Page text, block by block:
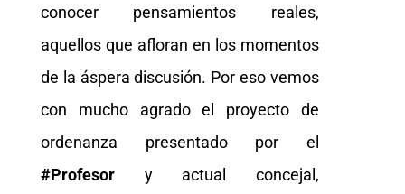
conocer pensamientos reales,
aquellos que afloran en los momentos
de la áspera discusión. Por eso vemos
con mucho agrado el proyecto de
ordenanza presentado por el
#Profesory actual concejal,